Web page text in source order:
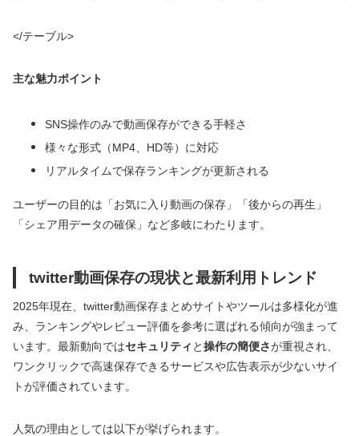
</テーブル>
主な魅力ポイント
SNS操作のみで動画保存ができる手軽さ
様々な形式（MP4、HD等）に対応
リアルタイムで保存ランキングが更新される
ユーザーの目的は「お気に入り動画の保存」「後からの再生」
「シェア用データの確保」など多岐にわたります。
twitter動画保存の現状と最新利用トレンド
2025年現在、twitter動画保存まとめサイトやツールは多様化が進
み、ランキングやレビュー評価を参考に選ばれる傾向が強まって
います。最新動向ではセキュリティ と操作の簡便さが重視され、
ワンクリックで高速保存できるサービスや広告表示が少ないサイ
トが評価されています。
人気の理由としては以下が挙げられます。